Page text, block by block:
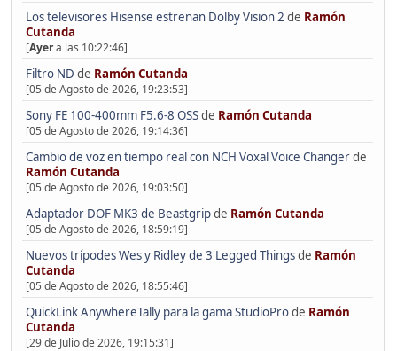
Los televisores Hisense estrenan Dolby Vision 2 de Ramón
Cutanda
[Ayera las 10:22:46]
Filtro ND de Ramón Cutanda
[05 de Agosto de 2026, 19:23:53]
Sony FE 100-400mm F5.6-8 OSSde Ramón Cutanda
[05 de Agosto de 2026, 19:14:36]
Cambio de voz en tiempo real con NCH Voxal Voice Changerde
Ramón Cutanda
[05 de Agosto de 2026, 19:03:50]
Adaptador DOF MK3 de Beastgripde Ramón Cutanda
[05 de Agosto de 2026, 18:59:19]
Nuevos trípodes Wes y Ridley de 3 Legged Thingsde Ramón
Cutanda
[05 de Agosto de 2026, 18:55:46]
QuickLink AnywhereTally para la gama StudioProde Ramón
Cutanda
[29 de Julio de 2026, 19:15:31]